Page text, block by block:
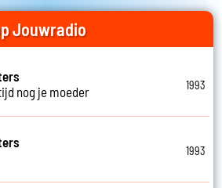
Jouwradio
nog je moeder
1993
1993